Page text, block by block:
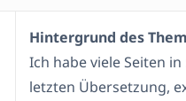
Hintergrund des
Ich habe viele Seiten
letzten Übersetzung,